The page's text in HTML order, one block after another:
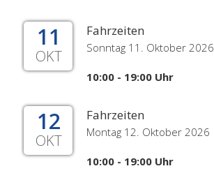
11
OKT
Fahrzeiten
Sonntag 11. Oktober 2026
10:00 - 19:00 Uhr
12
OKT
Fahrzeiten
Montag 12. Oktober 2026
10:00 - 19:00 Uhr